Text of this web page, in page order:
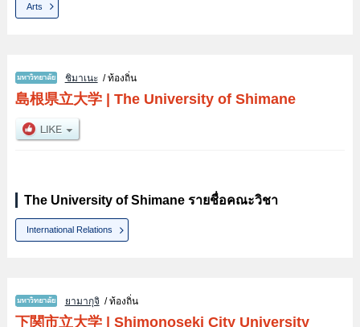
Arts
ชิมาเนะ/ ท้องถิ่น
島根県立大学| The University of Shimane
The University of Shimane รายชื่อคณะวิชา
International Relations
ยามากุจิ / ท้องถิ่น
下関市立大学| Shimonoseki City University